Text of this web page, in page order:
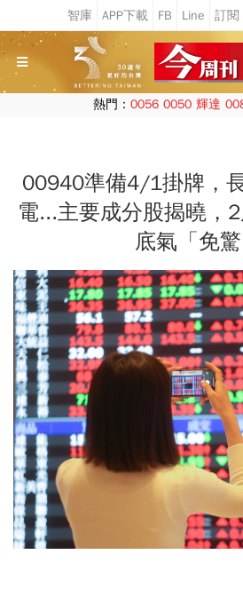
熱門： 0056 0050 輝達
00940準備4/1掛牌，
電...主要成分股揭曉，
底氣「免驚